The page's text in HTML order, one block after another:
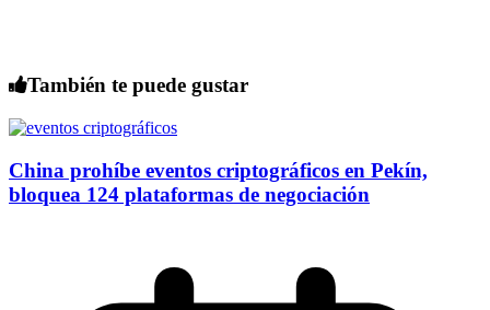
También te puede gustar
China prohíbe eventos criptográficos en Pekín,
bloquea 124 plataformas de negociación